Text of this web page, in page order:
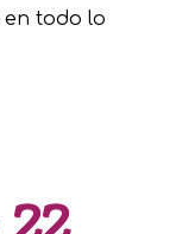
todo lo